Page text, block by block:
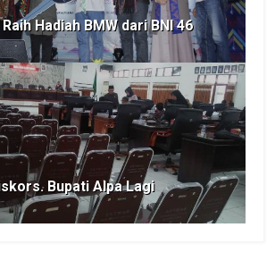
Hadiah BMW dari BNI 46
Bupati Alpa Lagi